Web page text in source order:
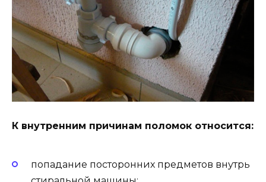
К внутренним причинам поломок относится:
попадание посторонних предметов внутрь